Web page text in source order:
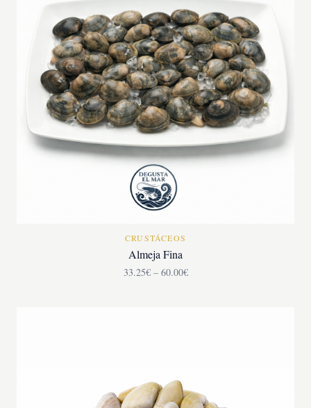
CRUSTÁCEOS
Almeja Fina
33.25€ – 60.00€